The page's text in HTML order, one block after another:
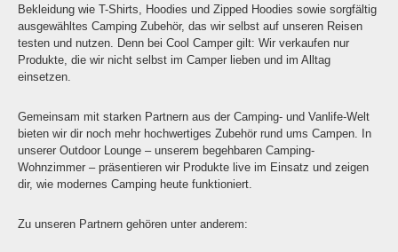
Bekleidung wie T-Shirts, Hoodies und Zipped Hoodies sowie sorgfältig
ausgewähltes Camping Zubehör, das wir selbst auf unseren Reisen
testen und nutzen. Denn bei Cool Camper gilt: Wir verkaufen nur
Produkte, die wir nicht selbst im Camper lieben und im Alltag
einsetzen.
Gemeinsam mit starken Partnern aus der Camping- und Vanlife-Welt
bieten wir dir noch mehr hochwertiges Zubehör rund ums Campen. In
unserer Outdoor Lounge – unserem begehbaren Camping-
Wohnzimmer – präsentieren wir Produkte live im Einsatz und zeigen
dir, wie modernes Camping heute funktioniert.
Zu unseren Partnern gehören unter anderem: